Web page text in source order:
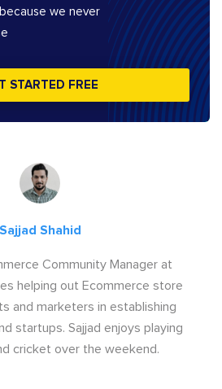
we never
STARTED FREE
Sajjad Shahid
Community Manager at
helping out Ecommerce store
and marketers in establishing
startups. Sajjad enjoys playing
cricket over the weekend.